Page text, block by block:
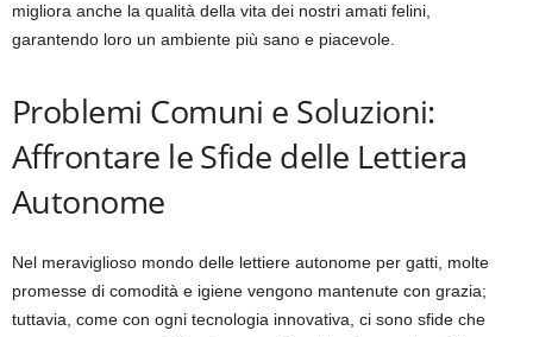
migliora anche la qualità della vita dei nostri amati felini,
garantendo loro un ambiente più sano e piacevole.
Problemi Comuni e Soluzioni:
Affrontare le Sfide delle Lettiera
Autonome
Nel meraviglioso mondo delle lettiere autonome per gatti, molte
promesse di comodità e igiene vengono mantenute con grazia;
tuttavia, come con ogni tecnologia innovativa, ci sono sfide che